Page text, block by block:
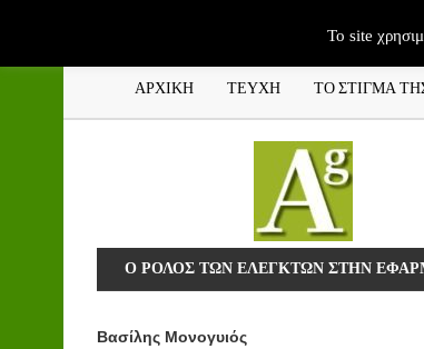
ΑΡΧΙΚΗ ΤΕΥΧΗ ΤΟ ΣΤΙΓΜΑ
Ο ΡΟΛΟΣ ΤΩΝ ΕΛΕΓΚΤΩΝ ΣΤΗΝ
Βασίλης Μονογυιός
To site